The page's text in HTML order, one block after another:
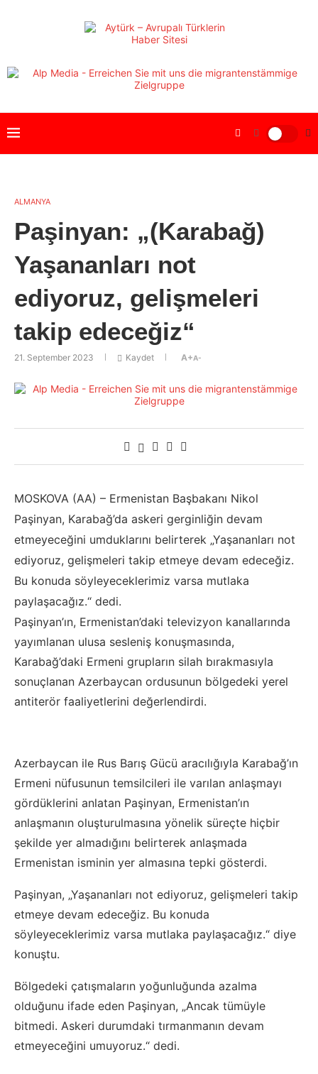
ALMANYA
Paşinyan: „(Karabağ)
Yaşananları not
ediyoruz, gelişmeleri
takip edeceğiz“
21. September 2023 Kaydet A+A-
MOSKOVA (AA) – Ermenistan Başbakanı Nikol
Paşinyan, Karabağ’da askeri gerginliğin devam
etmeyeceğini umduklarını belirterek „Yaşananları not
ediyoruz, gelişmeleri takip etmeye devam edeceğiz.
Bu konuda söyleyeceklerimiz varsa mutlaka
paylaşacağız.“ dedi.
Paşinyan’ın, Ermenistan’daki televizyon kanallarında
yayımlanan ulusa sesleniş konuşmasında,
Karabağ’daki Ermeni grupların silah bırakmasıyla
sonuçlanan Azerbaycan ordusunun bölgedeki yerel
antiterör faaliyetlerini değerlendirdi.
Azerbaycan ile Rus Barış Gücü aracılığıyla Karabağ’ın
Ermeni nüfusunun temsilcileri ile varılan anlaşmayı
gördüklerini anlatan Paşinyan, Ermenistan’ın
anlaşmanın oluşturulmasına yönelik süreçte hiçbir
şekilde yer almadığını belirterek anlaşmada
Ermenistan isminin yer almasına tepki gösterdi.
Paşinyan, „Yaşananları not ediyoruz, gelişmeleri takip
etmeye devam edeceğiz. Bu konuda
söyleyeceklerimiz varsa mutlaka paylaşacağız.“ diye
konuştu.
Bölgedeki çatışmaların yoğunluğunda azalma
olduğunu ifade eden Paşinyan, „Ancak tümüyle
bitmedi. Askeri durumdaki tırmanmanın devam
etmeyeceğini umuyoruz.“ dedi.